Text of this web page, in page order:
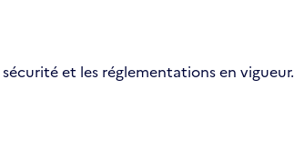
et les réglementations en vigueur.